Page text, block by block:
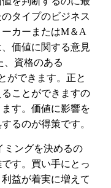
タイプのビジネス
カーまたはM＆A
価値に関する意見
、資格のある
ができます。正と
ことができますの
す。価値に影響を
るのが得策です。
ミングを決めるの
す。買い手にとっ
益が着実に増えて